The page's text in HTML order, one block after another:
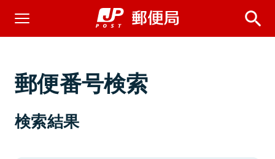
郵便番号検索
検索結果